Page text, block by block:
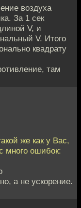
воздуха
За 1 сек
V, и
V. Итого
квадрату
там
же как у Вас,
много ошибок:
а не ускорение.